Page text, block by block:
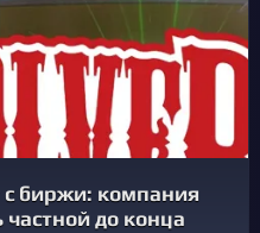
с биржи: компания
частной до конца